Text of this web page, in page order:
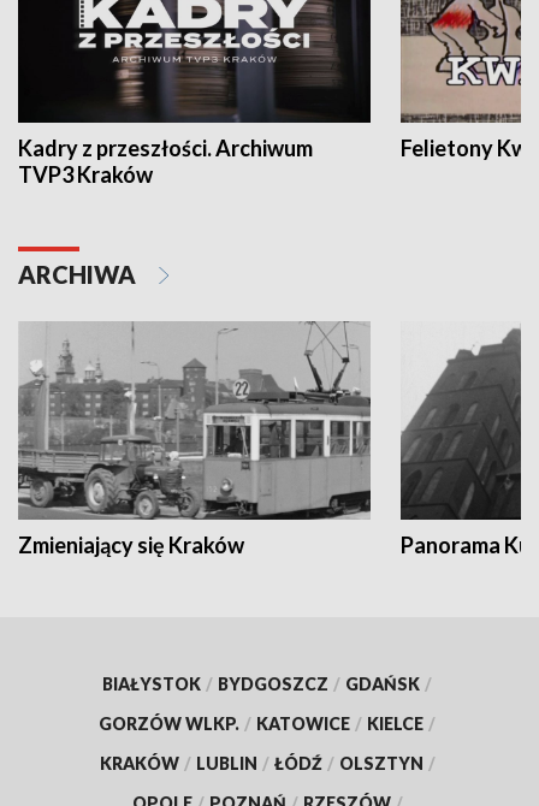
Kadry z przeszłości. Archiwum
TVP3 Kraków
Felietony
ARCHIWA
Zmieniający się Kraków Panorama
BIAŁYSTOK / BYDGOSZCZ / GDAŃSK /
GORZÓW WLKP. / KATOWICE / KIELCE /
KRAKÓW / LUBLIN / ŁÓDŹ / OLSZTYN /